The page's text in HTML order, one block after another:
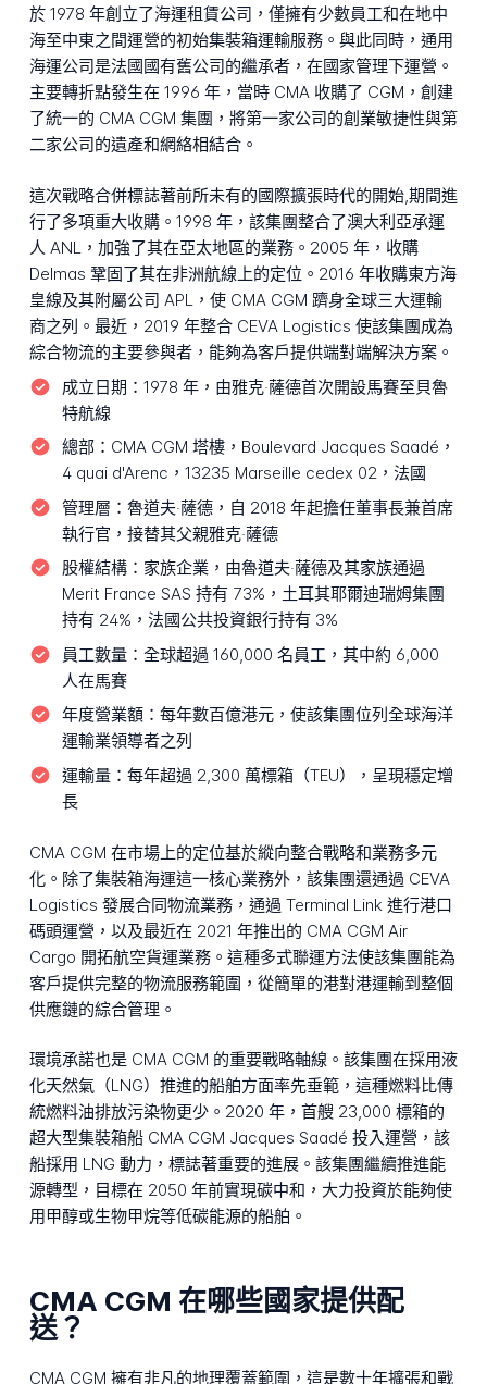
於 1978 年創立了海運租賃公司，僅擁有少數員工和在地中
海至中東之間運營的初始集裝箱運輸服務。與此同時，通用
海運公司是法國國有舊公司的繼承者，在國家管理下運營。
主要轉折點發生在 1996 年，當時 CMA 收購了 CGM，創建
了統一的 CMA CGM 集團，將第一家公司的創業敏捷性與第
二家公司的遺產和網絡相結合。
這次戰略合併標誌著前所未有的國際擴張時代的開始,期間進
行了多項重大收購。1998 年，該集團整合了澳大利亞承運
人 ANL，加強了其在亞太地區的業務。2005 年，收購
Delmas 鞏固了其在非洲航線上的定位。2016 年收購東方海
皇線及其附屬公司 APL，使 CMA CGM 躋身全球三大運輸
商之列。最近，2019 年整合 CEVA Logistics 使該集團成為
綜合物流的主要參與者，能夠為客戶提供端對端解決方案。
成立日期： 1978 年，由雅克‧薩德首次開設馬賽至貝魯
特航線
總部： CMA CGM 塔樓，Boulevard Jacques Saadé，
4 quai d'Arenc，13235 Marseille cedex 02，法國
管理層： 魯道夫‧薩德，自 2018 年起擔任董事長兼首席
執行官，接替其父親雅克‧薩德
股權結構： 家族企業，由魯道夫‧薩德及其家族通過
Merit France SAS 持有 73%，土耳其耶爾迪瑞姆集團
持有 24%，法國公共投資銀行持有 3%
員工數量： 全球超過 160,000 名員工，其中約 6,000
人在馬賽
年度營業額： 每年數百億港元，使該集團位列全球海洋
運輸業領導者之列
運輸量： 每年超過 2,300 萬標箱（TEU），呈現穩定增
長
CMA CGM 在市場上的定位基於縱向整合戰略和業務多元
化。除了集裝箱海運這一核心業務外，該集團還通過 CEVA
Logistics 發展合同物流業務，通過 Terminal Link 進行港口
碼頭運營，以及最近在 2021 年推出的 CMA CGM Air
Cargo 開拓航空貨運業務。這種多式聯運方法使該集團能為
客戶提供完整的物流服務範圍，從簡單的港對港運輸到整個
供應鏈的綜合管理。
環境承諾也是 CMA CGM 的重要戰略軸線。該集團在採用液
化天然氣（LNG）推進的船舶方面率先垂範，這種燃料比傳
統燃料油排放污染物更少。2020 年，首艘 23,000 標箱的
超大型集裝箱船 CMA CGM Jacques Saadé 投入運營，該
船採用 LNG 動力，標誌著重要的進展。該集團繼續推進能
源轉型，目標在 2050 年前實現碳中和，大力投資於能夠使
用甲醇或生物甲烷等低碳能源的船舶。
CMA CGM 在哪些國家提供配
送？
CMA CGM 擁有非凡的地理覆蓋範圍，這是數十年擴張和戰